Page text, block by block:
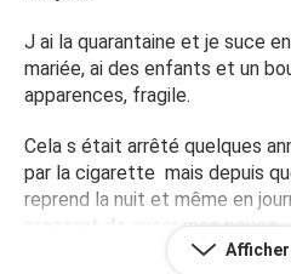
J ai la quarantaine et je suce
mariée, ai des enfants et un
apparences, fragile.
Cela s était arrêté quelques
par la cigarette mais depuis
reprend la nuit et même en
pressant de sucer mon pouce.